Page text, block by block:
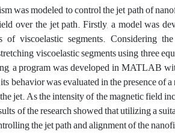
was modeled to control the jet path of
over the jet path. Firstly, a model was
viscoelastic segments. Considering
viscoelastic segments using three
a program was developed in MATLAB
behavior was evaluated in the presence
jet. As the intensity of the magnetic field
of the research showed that utilizing a
the jet path and alignment of the